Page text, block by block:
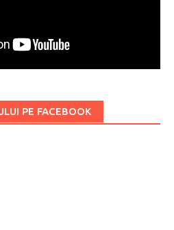
PE FACEBOOK